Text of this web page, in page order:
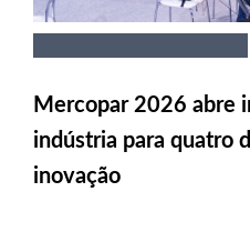
Mercopar 2026 abre
indústria para quatro
inovação